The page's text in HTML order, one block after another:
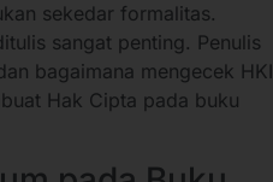
sekedar formalitas.
sangat penting. Penulis
bagaimana mengecek HKI
Hak Cipta pada buku